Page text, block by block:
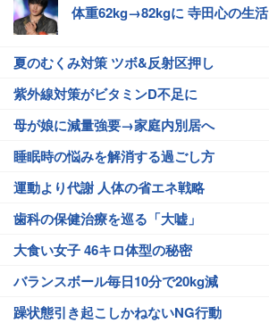
体重62kg→82kgに 寺田心の生活
夏のむくみ対策 ツボ&反射区押し
紫外線対策がビタミンD不足に
母が娘に減量強要→家庭内別居へ
睡眠時の悩みを解消する過ごし方
運動より代謝 人体の省エネ戦略
歯科の保健治療を巡る「大嘘」
大食い女子 46キロ体型の秘密
バランスボール毎日10分で20kg減
躁状態引き起こしかねないNG行動